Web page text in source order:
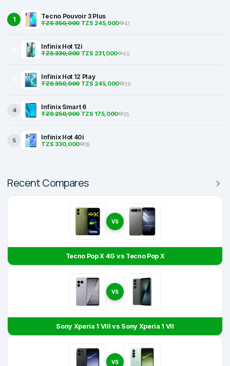
1 Tecno Pouvoir 3 Plus
TZS 350,000TZS 245,000 41
Infinix Hot 12i
TZS 330,000TZS 231,000 40
Infinix Hot 12 Play
TZS 350,000TZS 245,000 39
4 Infinix Smart 6
TZS 250,000TZS 175,000 35
5 Infinix Hot 40i
TZS 330,000 35
Recent Compares
VS
Tecno Pop X 4G vs Tecno Pop X
VS
Sony Xperia 1 VIII vs Sony Xperia 1 VII
VS